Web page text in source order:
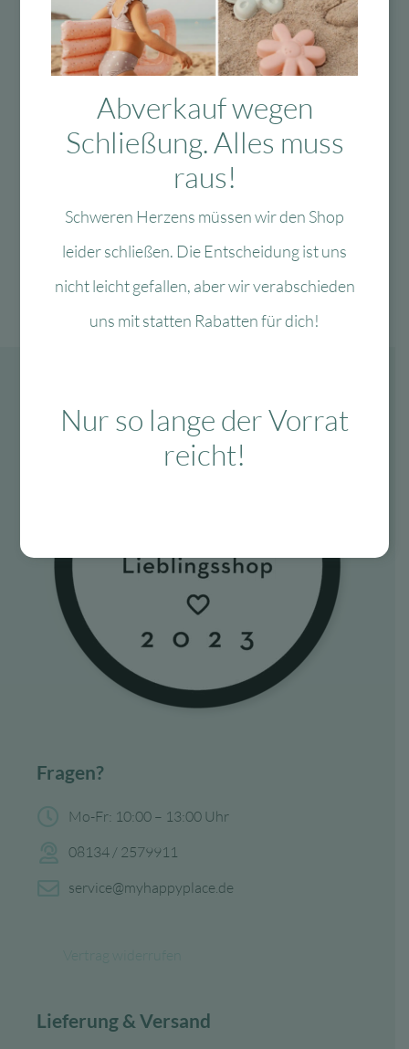
Olivenzweige, 70×70
cm
Lieferzeit:1-3 Werktage
€Ursprünglicher
Preis
war:
5,18 €Aktueller
Preis
ist:
5,18 €.
In den Warenkorb
Fragen?
Mo-Fr: 10:00 – 13:00 Uhr
08134 / 2579911
service@myhappyplace.de
Lieferung & Versand
Abverkauf wegen
Schließung. Alles muss
raus!
Schweren Herzens müssen wir den Shop
leider schließen. Die Entscheidung ist uns
nicht leicht gefallen, aber wir verabschieden
uns mit statten Rabatten für dich!
Nur so lange der Vorrat
reicht!